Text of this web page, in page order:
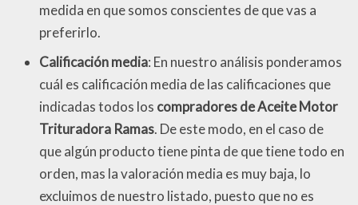
medida en que somos conscientes de que vas a
preferirlo.
Calificación media: En nuestro análisis ponderamos
cuál es calificación media de las calificaciones que
indicadas todos los compradores de Aceite Motor
Trituradora Ramas. De este modo, en el caso de
que algún producto tiene pinta de que tiene todo en
orden, mas la valoración media es muy baja, lo
excluimos de nuestro listado, puesto que no es